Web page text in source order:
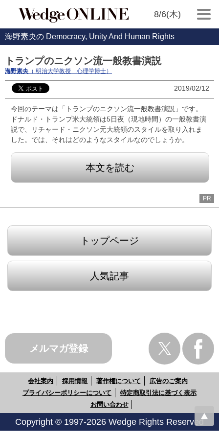
8/6(木)
海野素央の Democracy, Unity And Human Rights
トランプのニクソン流一般教書演説
海野素央 （ 明治大学教授 心理学博士）
2019/02/12
今回のテーマは「トランプのニクソン流一般教書演説」です。
ドナルド・トランプ米大統領は5日夜（現地時間）の一般教書演
説で、リチャード・ニクソン元大統領のスタイルを取り入れま
した。では、それはどのようなスタイルなのでしょうか。
本文を読む
PR
トップページ
人気記事
メルマガ登録
会社案内 採用情報 著作権について
広告のご案内
プライバシーポリシーについて
特定商取引法に基づく表示
お問い合わせ
Copyright © 1997-2026 Wedge Rights Reserved